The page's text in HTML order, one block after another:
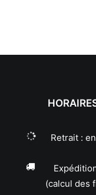
Retrait :
(calcul des